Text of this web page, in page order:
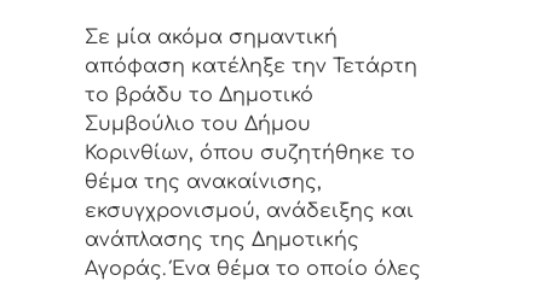
Σε μία ακόμα σημαντική
απόφαση κατέληξε την Τετάρτη
το βράδυ το Δημοτικό
Συμβούλιο του Δήμου
Κορινθίων, όπου συζητήθηκε το
θέμα της ανακαίνισης,
εκσυγχρονισμού, ανάδειξης και
ανάπλασης της Δημοτικής
Αγοράς. Ένα θέμα το οποίο όλες